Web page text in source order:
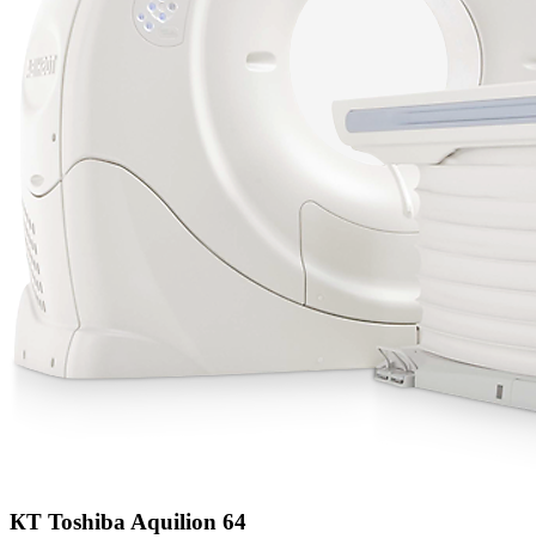
КТ Toshiba Aquilion 64